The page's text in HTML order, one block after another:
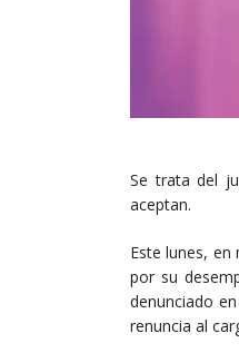
Se trata del
aceptan.
Este lunes,
por su
denunciado
renuncia al